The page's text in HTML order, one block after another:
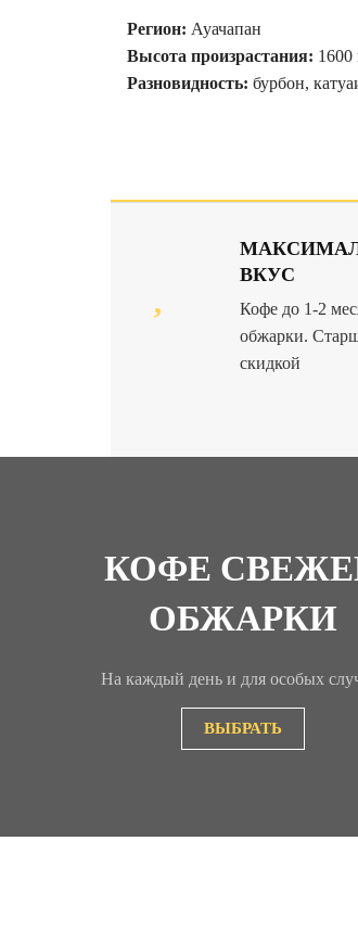
Регион: Ауачапан
Высота произрастания: 1600
Разновидность: бурбон,
ВКУС
Кофе до 1-2
обжарки.
скидкой
КОФЕ
ОБЖАРКИ
На каждый день и для особых
ВЫБРАТЬ